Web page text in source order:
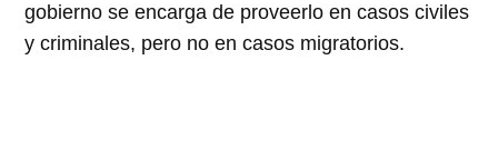
gobierno se encarga de proveerlo en casos civiles
y criminales, pero no en casos migratorios.